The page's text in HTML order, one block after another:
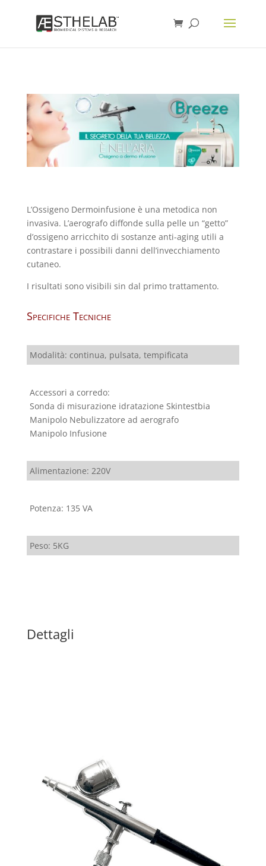
L’Ossigeno Dermoinfusione è una metodica non
invasiva. L’aerografo diffonde sulla pelle un “getto”
d’ossigeno arricchito di sostanze anti-aging utili a
contrastare i possibili danni dell’invecchiamento
cutaneo.
I risultati sono visibili sin dal primo trattamento.
Specifiche Tecniche
Modalità: continua, pulsata, tempificata
Accessori a corredo:
Sonda di misurazione idratazione Skintestbia
Manipolo Nebulizzatore ad aerografo
Manipolo Infusione
Alimentazione: 220V
Potenza: 135 VA
Peso: 5KG
Dettagli